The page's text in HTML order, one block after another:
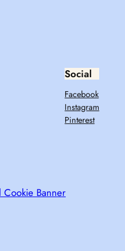
Social
Facebook
Instagram
Pinterest
Cookie Banner